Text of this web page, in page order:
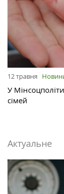
12 травня
У
сімей
Актуальне